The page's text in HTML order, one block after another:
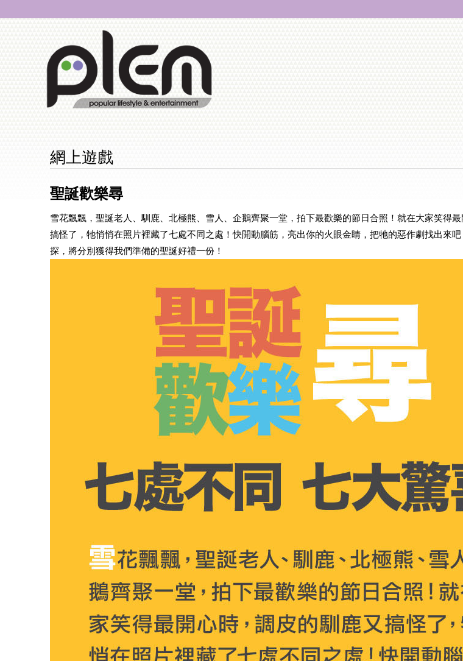
網上遊戲
聖誕歡樂尋
雪花飄飄，聖誕老人、馴鹿、北極熊、雪人、企鵝齊聚一堂，拍下最歡樂的節日合照！就在大家笑得
搞怪了，牠悄悄在照片裡藏了七處不同之處！快開動腦筋，亮出你的火眼金睛，把牠的惡作劇找出來
探，將分別獲得我們準備的聖誕好禮一份！